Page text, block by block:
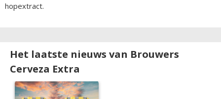
hopextract.
Het laatste nieuws van Brouwers
Cerveza Extra